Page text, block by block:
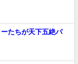
たちが天下五絶パ